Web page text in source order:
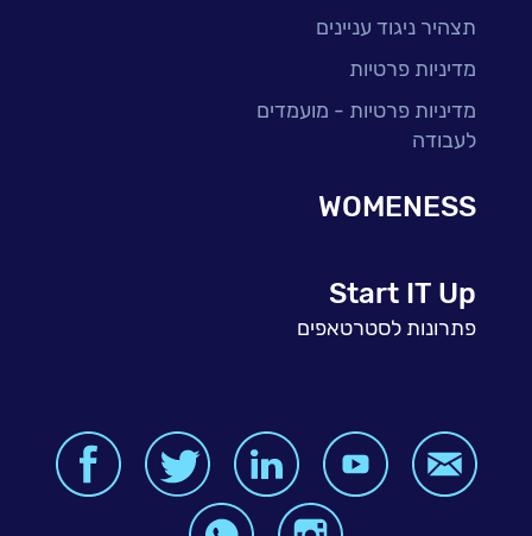
תצהיר ניגוד עניינים
מדיניות פרטיות
מדיניות פרטיות - מועמדים
לעבודה
WOMENESS
Start IT Up
פתרונות לסטרטאפים